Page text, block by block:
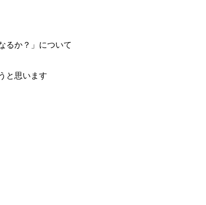
るか？」 について
と思います